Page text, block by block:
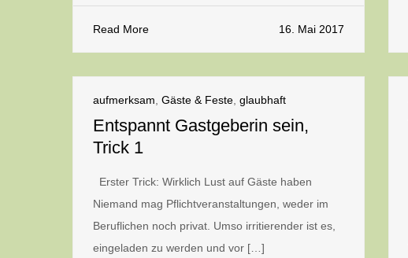
Read More 16. Mai 2017
aufmerksam Gäste & Feste glaubhaft
Entspannt Gastgeberin sein,
Trick 1
Erster Trick: Wirklich Lust auf Gäste haben
Niemand mag Pflichtveranstaltungen, weder im
Beruflichen noch privat. Umso irritierender ist es,
eingeladen zu werden und vor […]